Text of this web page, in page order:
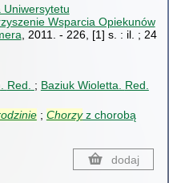
Uniwersytetu
Wsparcia Opiekunów
, 2011. - 226, [1] s. : il. ; 24
Red. Baziuk Wioletta. Red.
Chorzyz chorobą
dodaj